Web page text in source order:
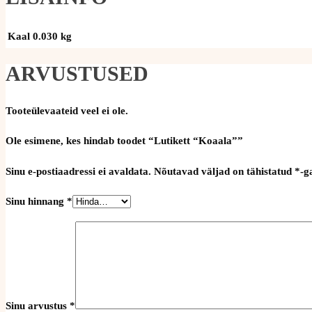
Kaal 0.030 kg
ARVUSTUSED
Tooteülevaateid veel ei ole.
Ole esimene, kes hindab toodet “Lutikett “Koaala””
Sinu e-postiaadressi ei avaldata. Nõutavad väljad on tähistatud *-
Sinu hinnang *
Sinu arvustus *